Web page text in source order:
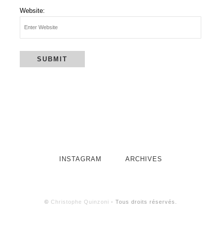
Website:
INSTAGRAM ARCHIVES
© Christophe Quinzoni - Tous droits réservés.